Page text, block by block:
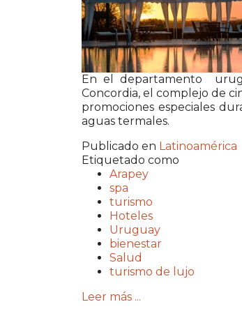
En el departamento
Concordia, el complejo de
promociones especiales
aguas termales.
Publicado en Latinoamérica
Etiquetado como
Arapey
spa
turismo
Hoteles
Uruguay
bienestar
Salud
turismo de lujo
Leer más ...